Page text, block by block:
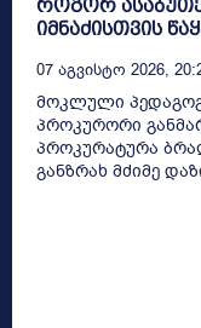
როგორ
იმნაძისთვის
07 Აგვისტო 2026,
მოკლული
პროკურორი
პროკურატურა
განზრახ მძიმე